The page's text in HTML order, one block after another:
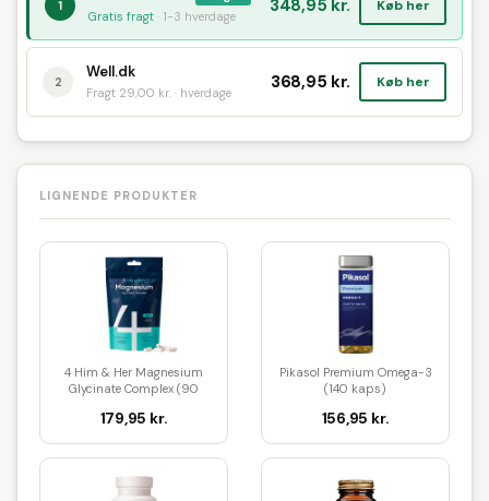
1
Gratis fragt · 1-3 hverdage 348,95 kr. Køb her
2
Well.dk
Fragt 29,00 kr. · hverdage 368,95 kr. Køb her
LIGNENDE PRODUKTER
4 Him & Her Magnesium
Glycinate Complex (90
179,95 kr.
Pikasol Premium Omega-3
(140 kaps)
156,95 kr.